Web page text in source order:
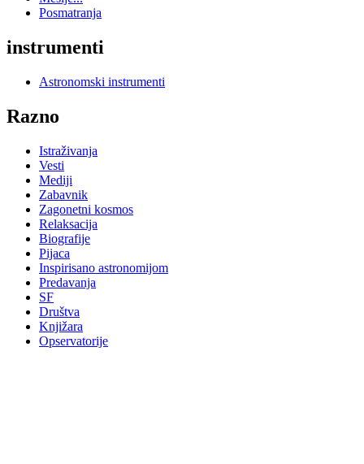
Posmatranja
instrumenti
Astronomski instrumenti
Razno
Istraživanja
Vesti
Mediji
Zabavnik
Zagonetni kosmos
Relaksacija
Biografije
Pijaca
Inspirisano astronomijom
Predavanja
SF
Društva
Knjižara
Opservatorije